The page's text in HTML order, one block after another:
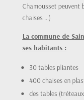
Chamousset peuvent
chaises …)
La commune de
ses habitants :
30 tables pliantes
400 chaises en
des tables